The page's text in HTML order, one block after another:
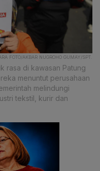
FOTO/AKBAR NUGROHO GUMAY/SPT.
rasa di kawasan Patung
menuntut perusahaan
melindungi
tekstil, kurir dan